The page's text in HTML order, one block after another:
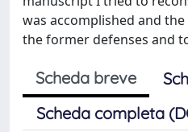
was accomplished and
the former defenses and
Scheda breve
Scheda completa